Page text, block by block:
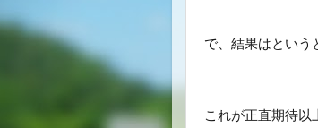
で、結果はという
これが正直期待以